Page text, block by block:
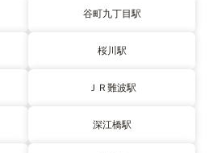
谷町九丁目駅
桜川駅
ＪＲ難波駅
深江橋駅